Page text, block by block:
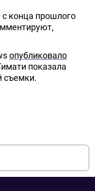
конца прошлого
опубликовало
показала
съемки.